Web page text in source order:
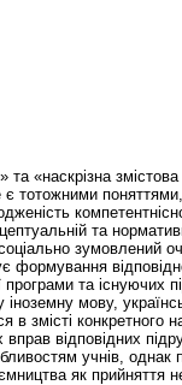
та «наскрізна
є тотожними
та
зумовлений
формування
та існуючих
мову,
в змісті
відповідних
учнів,
як прийняття